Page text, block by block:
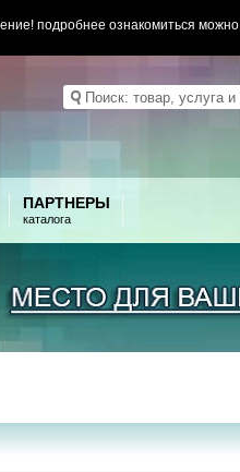
подробнее ознакомиться можно
ПАРТНЕРЫ
каталога